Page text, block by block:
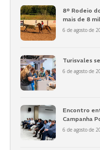
8º Rodeio
mais de 8
6 de agosto de
Turisvales
6 de agosto de
Encontro
Campanha
6 de agosto de